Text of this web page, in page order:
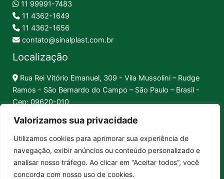
Valorizamos sua privacidade
Utilizamos cookies para aprimorar sua experiência de
navegação, exibir anúncios ou conteúdo personalizado e
analisar nosso tráfego. Ao clicar em “Aceitar todos”, você
concorda com nosso uso de cookies.
11 99991-7483
11 4362-1649
11 4362-1656
contato@sinalplast.com.br
Localização
Rua Rei Vitório Emanuel, 309 - Vila Mussolini – Rudge
Ramos - São Bernardo do Campo – São Paulo – Brasil -
Cep: 09620-010
Pix │ Boleto │ Cartão